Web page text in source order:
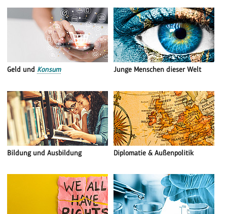
Geld und Konsum Junge Menschen dieser Welt
Bildung und Ausbildung Diplomatie & Außenpolitik